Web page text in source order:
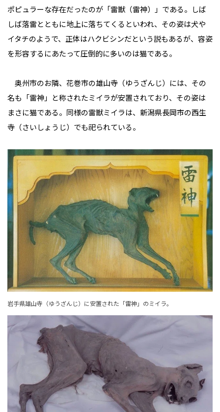
ポピュラーな存在だったのが「雷獣（雷神）」である。しば
しば落雷とともに地上に落ちてくるといわれ、その姿は犬や
イタチのようで、正体はハクビシンだという説もあるが、容姿
を形容するにあたって圧倒的に多いのは猫である。
奥州市のお隣、花巻市の雄山寺（ゆうざんじ）には、その
名も「雷神」と称されたミイラが安置されており、その姿は
まさに猫である。同様の雷獣ミイラは、新潟県長岡市の西生
寺（さいしょうじ）でも祀られている。
岩手県雄山寺（ゆうざんじ）に安置された「雷神」のミイラ。